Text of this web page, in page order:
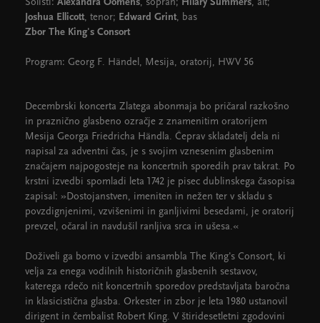
Solisti: Alexandra Oomens, sopran; Hilary Summers, alt;
Joshua Ellicott, tenor; Edward Grint, bas
Zbor The King's Consort
Program: Georg F. Händel, Mesija, oratorij, HWV 56
Decembrski koncerta Zlatega abonmaja bo pričaral razkošno
in praznično glasbeno ozračje z znamenitim oratorijem
Mesija Georga Friedricha Händla. Čeprav skladatelj dela ni
napisal za adventni čas, je s svojim vznesenim glasbenim
značajem najpogosteje na koncertnih sporedih prav takrat. Po
krstni izvedbi spomladi leta 1742 je pisec dublinskega časopisa
zapisal: »Dostojanstven, imeniten in nežen ter v skladu s
povzdignjenimi, vzvišenimi in ganljivimi besedami, je oratorij
prevzel, očaral in navdušil ranljiva srca in ušesa.«
Doživeli ga bomo v izvedbi ansambla The King's Consort, ki
velja za enega vodilnih historičnih glasbenih sestavov,
katerega rdečo nit koncertnih sporedov predstavljata baročna
in klasicistična glasba. Orkester in zbor je leta 1980 ustanovil
dirigent in čembalist Robert King. V štiridesetletni zgodovini